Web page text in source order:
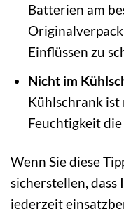
Batterien am
Einflüssen zu
Nicht im
Kühlschrank ist
Feuchtigkeit
Wenn Sie diese
sicherstellen, dass
jederzeit